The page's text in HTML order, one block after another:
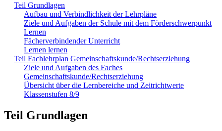
Teil Grundlagen
Aufbau und Verbindlichkeit der Lehrpläne
Ziele und Aufgaben der Schule mit dem Förderschwerpunkt
Lernen
Fächerverbindender Unterricht
Lernen lernen
Teil Fachlehrplan Gemeinschaftskunde/Rechtserziehung
Ziele und Aufgaben des Faches
Gemeinschaftskunde/Rechtserziehung
Übersicht über die Lernbereiche und Zeitrichtwerte
Klassenstufen 8/9
Teil Grundlagen